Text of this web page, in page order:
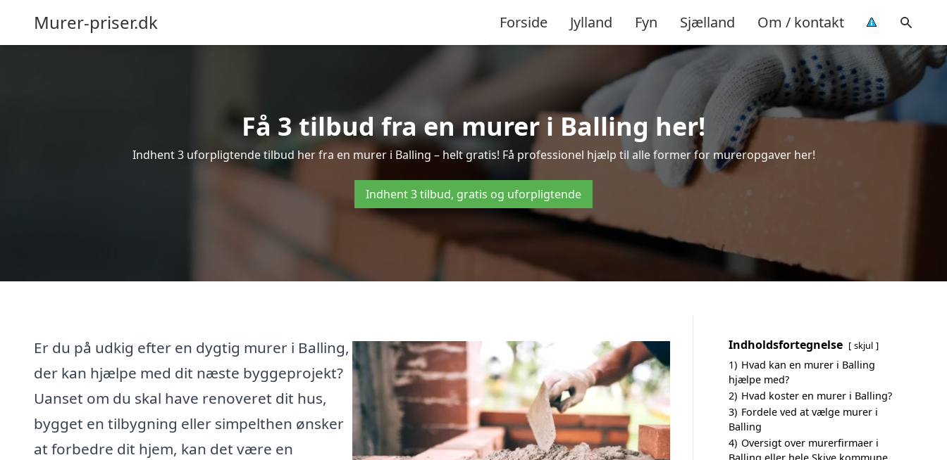
Murer-priser.dk Forside Jylland Fyn Sjælland Om / kontakt
Få 3 tilbud fra en murer i Balling her!
Indhent 3 uforpligtende tilbud her fra en murer i Balling – helt gratis! Få professionel hjælp til alle former for mureropgaver her!
Indhent 3 tilbud, gratis og uforpligtende
Er du på udkig efter en dygtig murer i Balling,
der kan hjælpe med dit næste byggeprojekt?
Uanset om du skal have renoveret dit hus,
bygget en tilbygning eller simpelthen ønsker
at forbedre dit hjem, kan det være en
Indholdsfortegnelse skjul
1) Hvad kan en murer i Balling
hjælpe med?
2) Hvad koster en murer i Balling?
3) Fordele ved at vælge murer i
Balling
4) Oversigt over murerfirmaer i